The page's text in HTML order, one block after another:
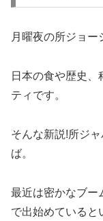
月曜夜の所ジョー
日本の食や歴史
ティです。
そんな新説!所ジ
ば。
最近は密かなブー
で出始めていると